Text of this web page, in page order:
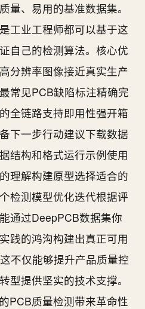
量、易用的基准数据集。
工业工程师都可以基于这
自己的检测算法。核心优
分辨率图像接近真实生产
常见PCB缺陷标注精确完
全链路支持即用性强开箱
下一步行动建议下载数据
结构和格式运行示例使用
理解构建原型选择适合的
检测模型优化迭代根据评
通过DeepPCB数据集你
践的鸿沟构建出真正可用
不仅能够提升产品质量控
型提供坚实的技术支撑。
PCB质量检测带来革命性